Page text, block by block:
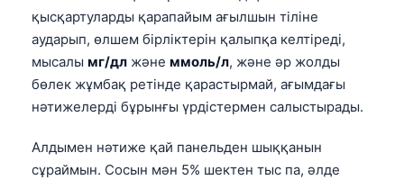
қысқартуларды қарапайым ағылшын тіліне
аударып, өлшем бірліктерін қалыпқа келтіреді,
мысалы мг/дл және ммоль/л, және әр жолды
бөлек жұмбақ ретінде қарастырмай, ағымдағы
нәтижелерді бұрынғы үрдістермен салыстырады.
Алдымен нәтиже қай панельден шыққанын
сұраймын. Сосын мән 5% шектен тыс па, әлде